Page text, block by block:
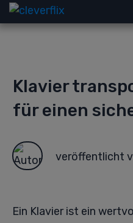
Klavier
für einen
veröffentlicht
Ein Klavier ist ein